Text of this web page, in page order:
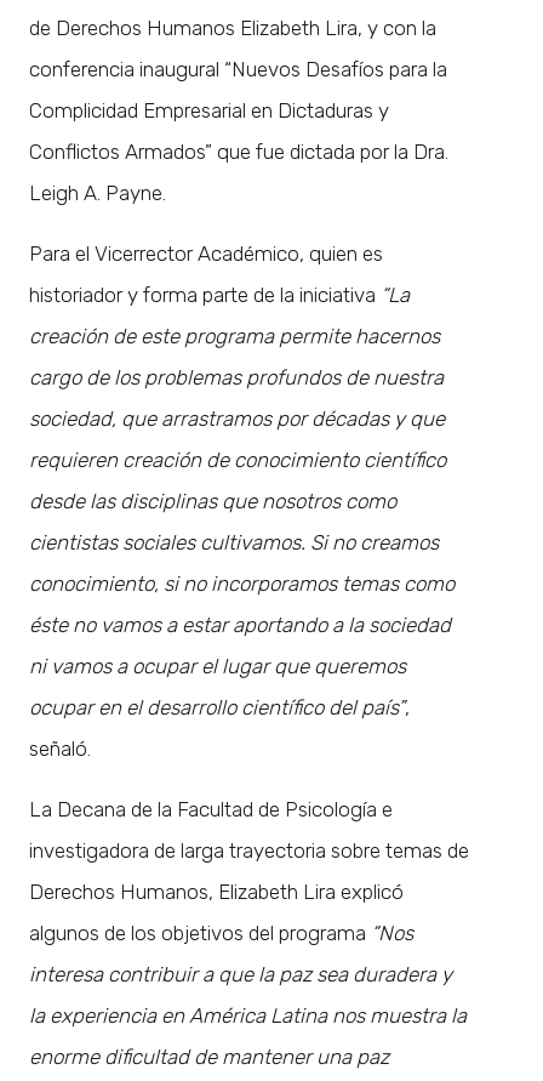
de Derechos Humanos Elizabeth Lira, y con la
conferencia inaugural “Nuevos Desafíos para la
Complicidad Empresarial en Dictaduras y
Conflictos Armados” que fue dictada por la Dra.
Leigh A. Payne.
Para el Vicerrector Académico, quien es
historiador y forma parte de la iniciativa “La
creación de este programa permite hacernos
cargo de los problemas profundos de nuestra
sociedad, que arrastramos por décadas y que
requieren creación de conocimiento científico
desde las disciplinas que nosotros como
cientistas sociales cultivamos. Si no creamos
conocimiento, si no incorporamos temas como
éste no vamos a estar aportando a la sociedad
ni vamos a ocupar el lugar que queremos
ocupar en el desarrollo científico del país”,
señaló.
La Decana de la Facultad de Psicología e
investigadora de larga trayectoria sobre temas de
Derechos Humanos, Elizabeth Lira explicó
algunos de los objetivos del programa “Nos
interesa contribuir a que la paz sea duradera y
la experiencia en América Latina nos muestra la
enorme dificultad de mantener una paz